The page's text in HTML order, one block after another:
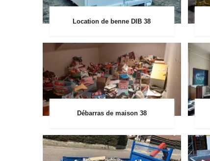
Location de benne DIB 38
Débarras de maison 38